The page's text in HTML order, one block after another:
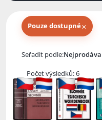
Pouze dostupné×
Seřadit podle:
Počet výsledků: 6